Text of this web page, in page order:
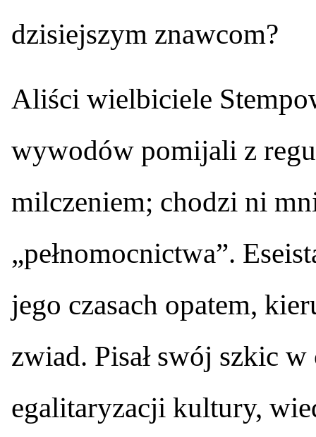
dzisiejszym znawcom?
Aliści wielbiciele
wywodów pomijali z
milczeniem; chodzi ni
„pełnomocnictwa”.
jego czasach opatem,
zwiad. Pisał swój szkic w
egalitaryzacji kultury,